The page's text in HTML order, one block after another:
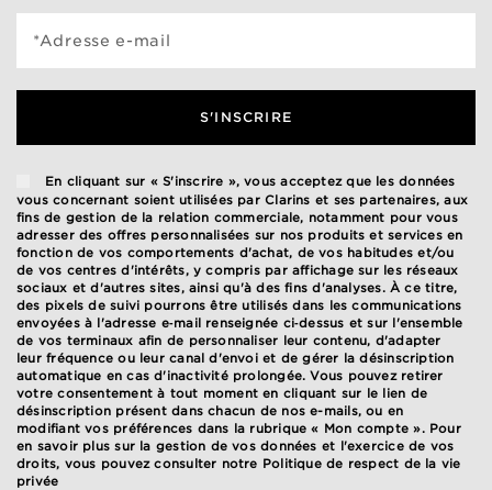
*Adresse e-mail
S'INSCRIRE
En cliquant sur « S'inscrire », vous acceptez que les données
vous concernant soient utilisées par Clarins et ses partenaires, aux
fins de gestion de la relation commerciale, notamment pour vous
adresser des offres personnalisées sur nos produits et services en
fonction de vos comportements d'achat, de vos habitudes et/ou
de vos centres d'intérêts, y compris par affichage sur les réseaux
sociaux et d'autres sites, ainsi qu'à des fins d'analyses. À ce titre,
des pixels de suivi pourrons être utilisés dans les communications
envoyées à l'adresse e‑mail renseignée ci‑dessus et sur l'ensemble
de vos terminaux afin de personnaliser leur contenu, d'adapter
leur fréquence ou leur canal d'envoi et de gérer la désinscription
automatique en cas d'inactivité prolongée. Vous pouvez retirer
votre consentement à tout moment en cliquant sur le lien de
désinscription présent dans chacun de nos e-mails, ou en
modifiant vos préférences dans la rubrique « Mon compte ». Pour
en savoir plus sur la gestion de vos données et l'exercice de vos
droits, vous pouvez consulter notre Politique de respect de la vie
privée